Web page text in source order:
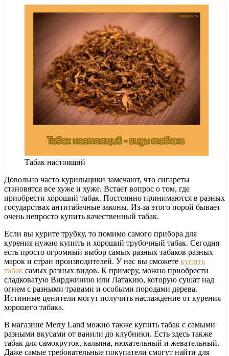
Табак настоящий
Довольно часто курильщики замечают, что сигареты
становятся все хуже и хуже. Встает вопрос о том, где
приобрести хороший табак. Постоянно принимаются в разных
государствах антитабачные законы. Из-за этого порой бывает
очень непросто купить качественный табак.
Если вы курите трубку, то помимо самого прибора для
курения нужно купить и хороший трубочный табак. Сегодня
есть просто огромный выбор самых разных табаков разных
марок и стран производителей. У нас вы сможете купить
табак самых разных видов. К примеру, можно приобрести
сладковатую Вирджинию или Латакию, которую сушат над
огнем с разными травами и особыми породами дерева.
Истинные ценители могут получить наслаждение от курения
хорошего табака.
В магазине Merry Land можно также купить табак с самыми
разными вкусами от ванили до клубники. Есть здесь также
табак для самокруток, кальяна, нюхательный и жевательный.
Даже самые требовательные покупатели смогут найти для